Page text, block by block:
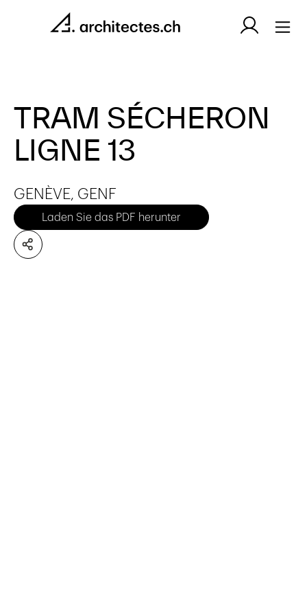
TRAM SÉCHERON
LIGNE 13
GENÈVE, GENF
Laden Sie das PDF herunter